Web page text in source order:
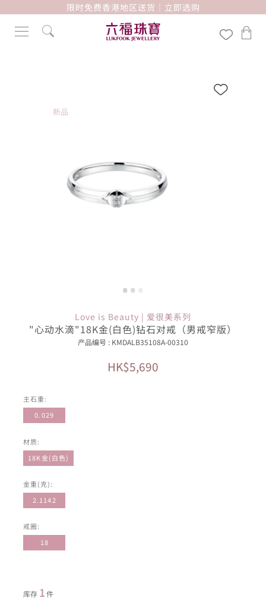
限时免费香港地区送货｜立即选购
新品
Love is Beauty | 爱很美系列
"心动水滴"18K金(白色)钻石对戒（男戒窄版）
产品编号 : KMDALB35108A-00310
HK$5,690
主石重:
0.029
材质:
18K金(白色)
金重(克):
2.1142
戒圈:
18
库存 1件